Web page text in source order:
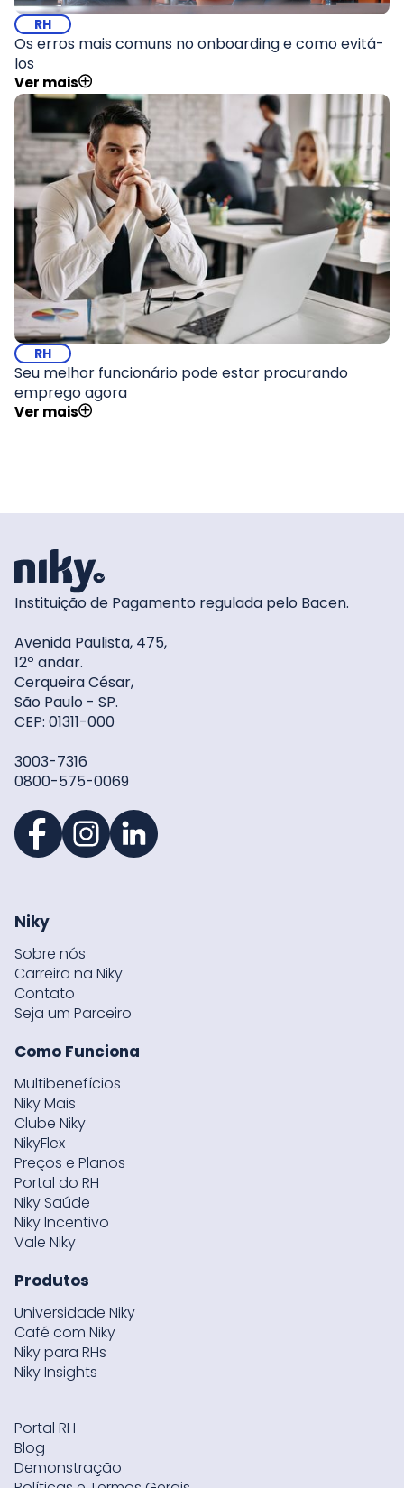
RH
Os erros mais comuns no onboarding e como evitá-
los
Ver mais
RH
Seu melhor funcionário pode estar procurando
emprego agora
Ver mais
Instituição de Pagamento regulada pelo Bacen.
Avenida Paulista, 475,
12º andar.
Cerqueira César,
São Paulo - SP.
CEP: 01311-000
3003-7316
0800-575-0069
Niky
Sobre nós
Carreira na Niky
Contato
Seja um Parceiro
Como Funciona
Multibenefícios
Niky Mais
Clube Niky
NikyFlex
Preços e Planos
Portal do RH
Niky Saúde
Niky Incentivo
Vale Niky
Produtos
Universidade Niky
Café com Niky
Niky para RHs
Niky Insights
Portal RH
Blog
Demonstração